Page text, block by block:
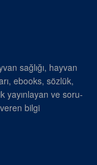
sağlığı, hayvan
ebooks, sözlük,
yayınlayan ve soru-
bilgi